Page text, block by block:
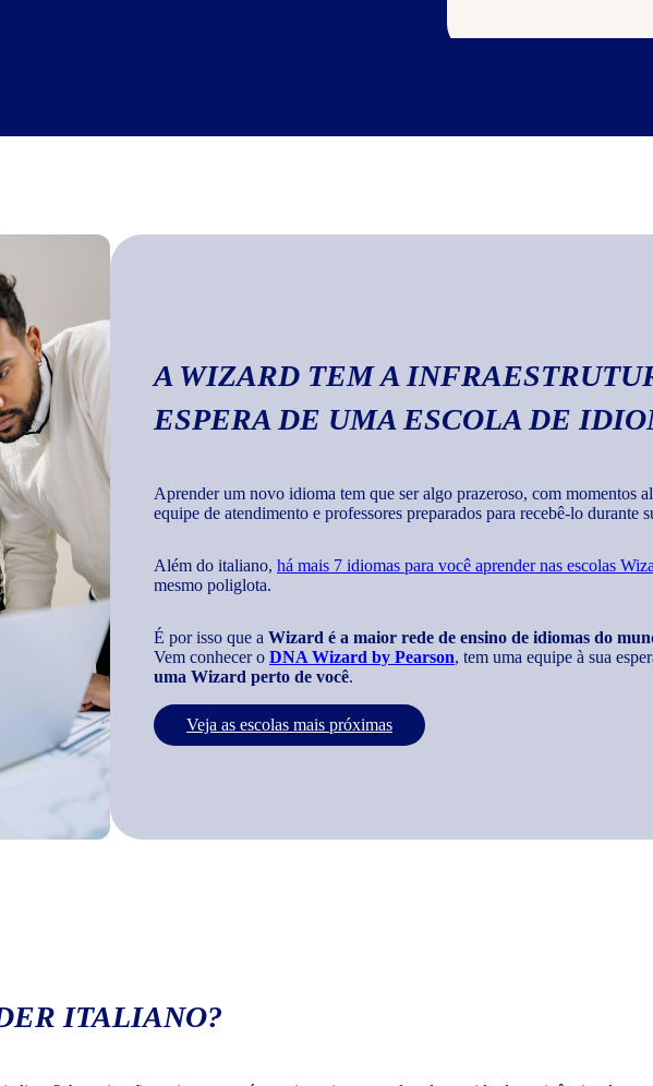
Escrita
A WIZARD TEM A
ESPERA DE UMA ESCOLA DE
Aprender um novo idioma tem que ser algo prazeroso, com momentos
equipe de atendimento e professores preparados para recebê-lo
Além do italiano, há mais 7 idiomas para você aprender nas escolas
mesmo poliglota.
É por isso que a Wizard é a maior rede de ensino de idiomas do
Vem conhecer o DNA Wizard by Pearson, tem uma equipe à sua
uma Wizard perto de você.
Veja as escolas mais próximas
ITALIANO?